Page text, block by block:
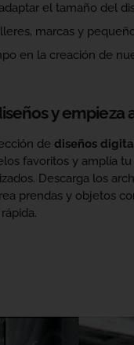
el tamaño del
marcas y
en la creación de
y empieza
de diseños
favoritos y amplía
Descarga los
prendas y objetos